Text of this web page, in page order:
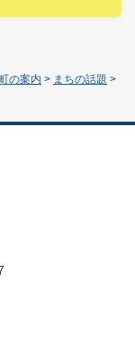
の案内 > まちの話題 >